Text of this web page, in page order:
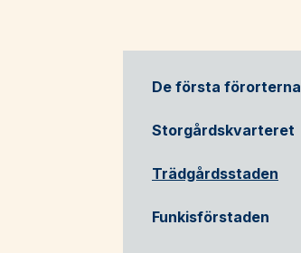
De första förorterna
Storgårdskvarteret
Trädgårdsstaden
Funkisförstaden